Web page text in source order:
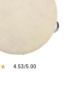
4.53/5.00